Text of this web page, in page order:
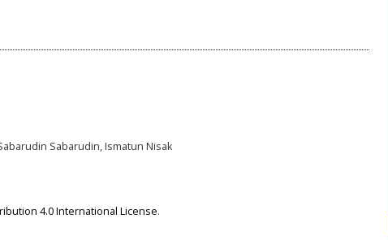
Sabarudin, Ismatun Nisak
4.0 International License.